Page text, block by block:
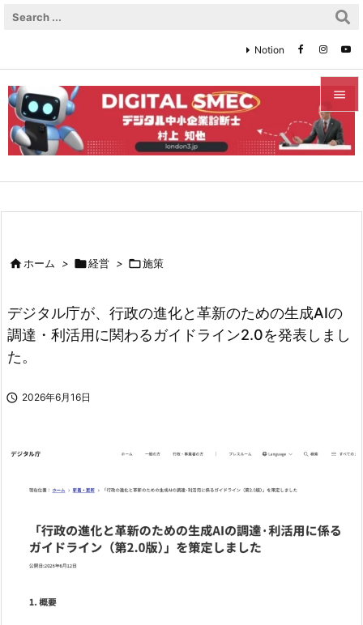


メニュ

検索
Notion
ホーム > 経営 > 施策
デジタル庁が、行政の進化と革新のための生成AIの
調達・利活用に関わるガイドライン2.0を発表しまし
た。
 2026年6月16日